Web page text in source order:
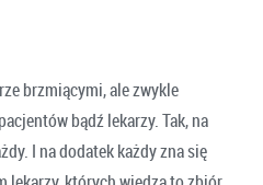
brzmiącymi, ale zwykle
bądź lekarzy. Tak, na
I na dodatek każdy zna się